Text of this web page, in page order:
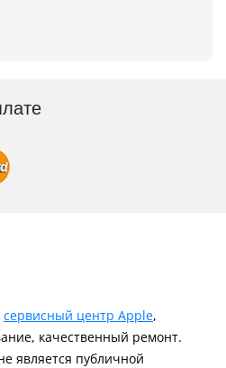
сервисный центр Apple,
качественный ремонт.
является публичной